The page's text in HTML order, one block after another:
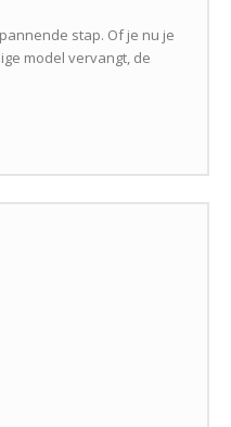
stap. Of je nu je
model vervangt, de